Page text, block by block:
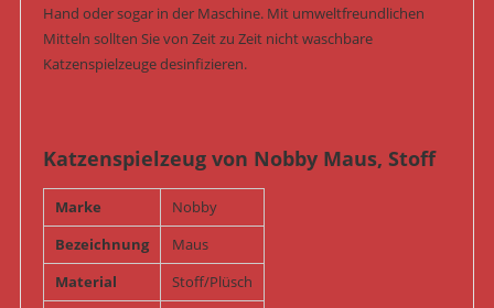
Hand oder sogar in der Maschine. Mit umweltfreundlichen
Mitteln sollten Sie von Zeit zu Zeit nicht waschbare
Katzenspielzeuge desinfizieren.
Katzenspielzeug von Nobby Maus, Stoff
Marke
Nobby
Bezeichnung
Maus
Material
Stoff/Plüsch